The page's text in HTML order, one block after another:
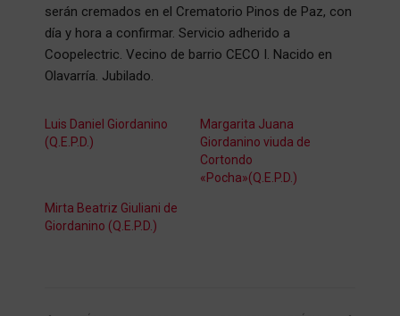
serán cremados en el Crematorio Pinos de Paz, con
día y hora a confirmar. Servicio adherido a
Coopelectric. Vecino de barrio CECO I. Nacido en
Olavarría. Jubilado.
Luis Daniel Giordanino
(Q.E.P.D.)
Margarita Juana
Giordanino viuda de
Cortondo
«Pocha»(Q.E.P.D.)
Mirta Beatriz Giuliani de
Giordanino (Q.E.P.D.)